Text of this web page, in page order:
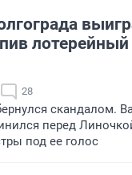
лотерейный
28
скандалом.
перед
под ее голос